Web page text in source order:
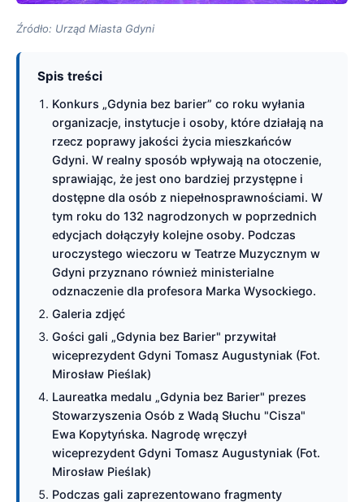
Źródło: Urząd Miasta Gdyni
Spis treści
Konkurs „Gdynia bez barier” co roku wyłania
organizacje, instytucje i osoby, które działają na
rzecz poprawy jakości życia mieszkańców
Gdyni. W realny sposób wpływają na otoczenie,
sprawiając, że jest ono bardziej przystępne i
dostępne dla osób z niepełnosprawnościami. W
tym roku do 132 nagrodzonych w poprzednich
edycjach dołączyły kolejne osoby. Podczas
uroczystego wieczoru w Teatrze Muzycznym w
Gdyni przyznano również ministerialne
odznaczenie dla profesora Marka Wysockiego.
Galeria zdjęć
Gości gali „Gdynia bez Barier" przywitał
wiceprezydent Gdyni Tomasz Augustyniak (Fot.
Mirosław Pieślak)
Laureatka medalu „Gdynia bez Barier" prezes
Stowarzyszenia Osób z Wadą Słuchu "Cisza"
Ewa Kopytyńska. Nagrodę wręczył
wiceprezydent Gdyni Tomasz Augustyniak (Fot.
Mirosław Pieślak)
Podczas gali zaprezentowano fragmenty